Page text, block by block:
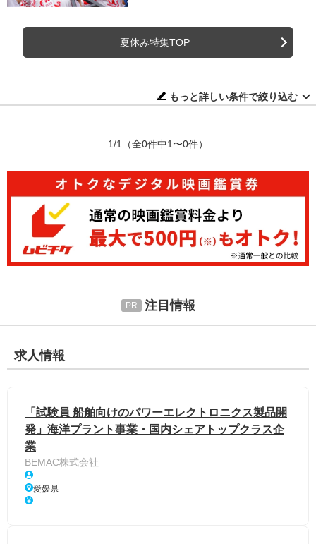
夏休み特集TOP
もっと詳しい条件で絞り込む
1/1 （全0件中1〜0件）
注目情報
求人情報
「試験員 船舶向けのパワーエレクトロニクス製品開
発」海洋プラント事業・国内シェアトップクラス企
業
BEMAC株式会社
愛媛県